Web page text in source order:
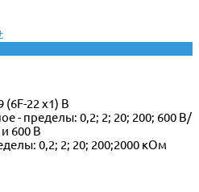
22 x1) В
- пределы: 0,2; 2; 20; 200; 600 В/
600 В
0,2; 2; 20; 200;2000 кОм